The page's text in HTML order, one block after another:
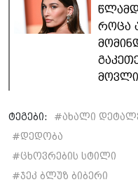
როცა
ტეგები: #ახალი
#დედობა
#ცხოვრების სტილი
#ჯეკ ბლუზ ბიბერი